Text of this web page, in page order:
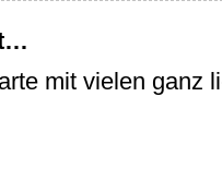
mit vielen ganz